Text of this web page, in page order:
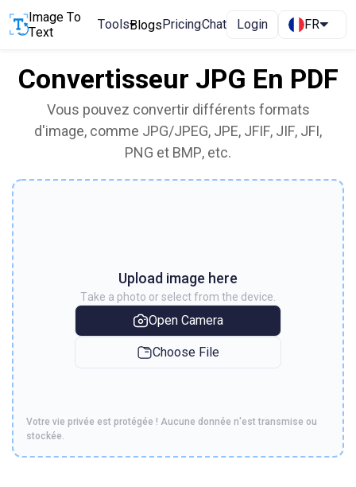
Image To
Text
ToolsBlogsPricingChat Login FR
Convertisseur JPG En PDF
Vous pouvez convertir différents formats
d'image, comme JPG/JPEG, JPE, JFIF, JIF, JFI,
PNG et BMP, etc.
Upload image here
Take a photo or select from the device.
Open Camera
Choose File
Votre vie privée est protégée ! Aucune donnée n'est transmise ou
stockée.